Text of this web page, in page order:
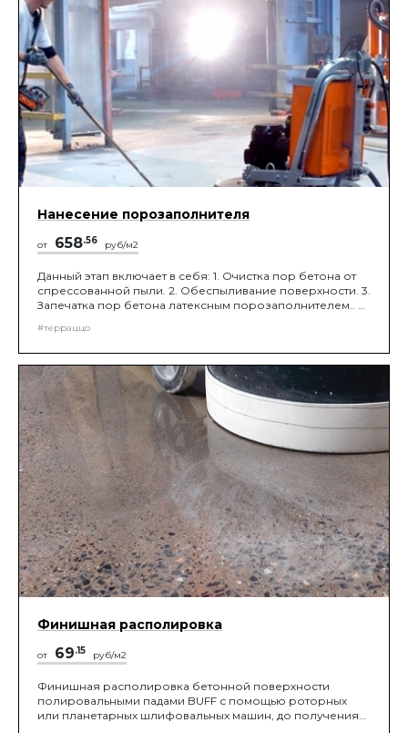
Нанесение порозаполнителя
от 658.56 руб/м2
Данный этап включает в себя: 1. Очистка пор бетона от
спрессованной пыли. 2. Обеспыливание поверхности. 3.
Запечатка пор бетона латексным порозаполнителем.. 4.
сегментами зернистостью 120 grit, с помощью роторных
нужной шероховатости поверхности.
#терраццо
Финишная располировка
от 69.15 руб/м2
Финишная располировка бетонной поверхности
полировальными падами BUFF с помощью роторных
или планетарных шлифовальных машин, до получения